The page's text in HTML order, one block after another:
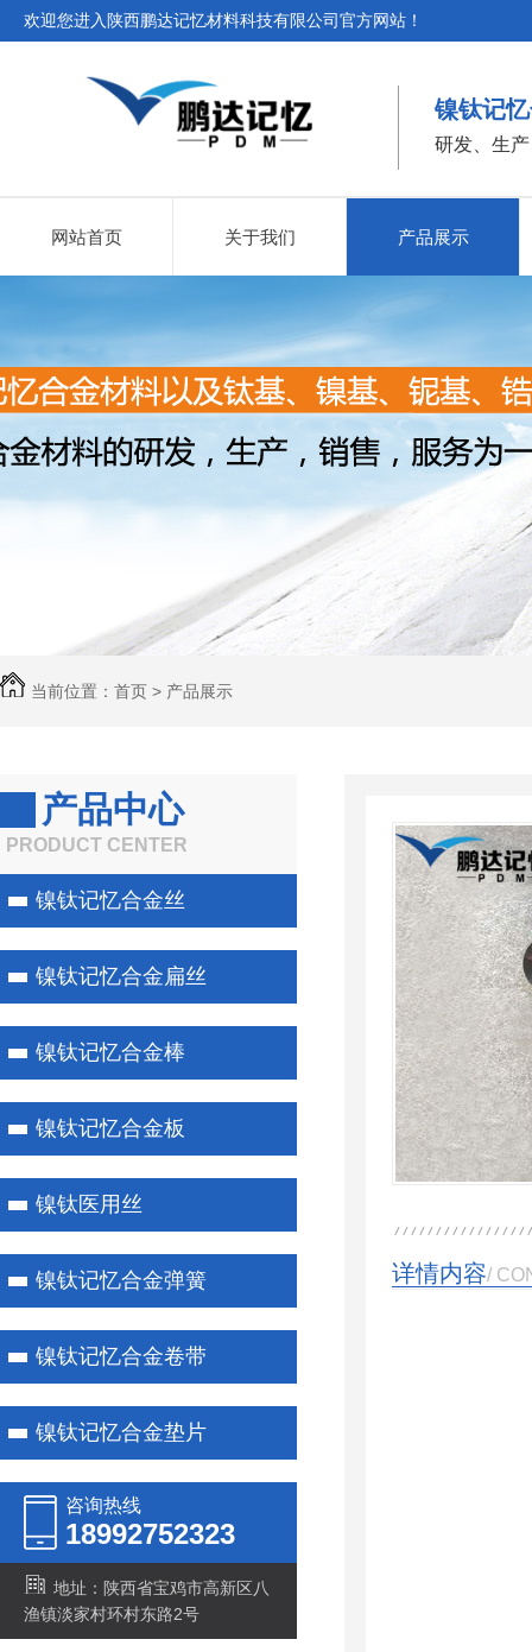
欢迎您进入陕西鹏达记忆材料科技有限公司官方网站！
镍钛记
研发、生
网站首页 关于我们 产品展示
当前位置： 首页 > 产品展示
产品中心
PRODUCT CENTER
镍钛记忆合金丝
镍钛记忆合金扁丝
镍钛记忆合金棒
镍钛记忆合金板
镍钛医用丝
镍钛记忆合金弹簧
镍钛记忆合金卷带
镍钛记忆合金垫片
咨询热线
18992752323
地址：陕西省宝鸡市高新区八
渔镇淡家村环村东路2号
详情内容/